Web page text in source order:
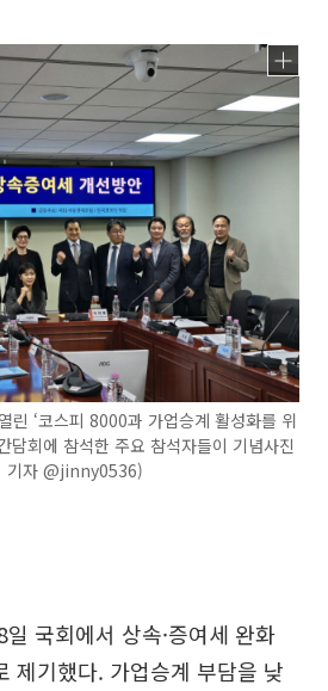
‘코스피 8000과 가업승계 활성화를 위
담회에 참석한 주요 참석자들이 기념사진
기자 @jinny0536)
국회에서 상속·증여세 완화
제기했다. 가업승계 부담을 낮